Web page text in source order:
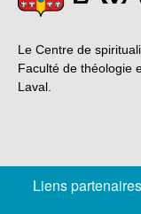
Le Centre de
Faculté de théologie
Laval.
Liens partenaires